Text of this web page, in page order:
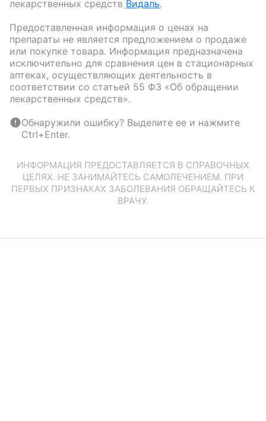
лекарственных средств Видаль.
Предоставленная информация о ценах на
препараты не является предложением о продаже
или покупке товара. Информация предназначена
исключительно для сравнения цен в стационарных
аптеках, осуществляющих деятельность в
соответствии со статьей 55 ФЗ «Об обращении
лекарственных средств».
Обнаружили ошибку? Выделите ее и нажмите
Ctrl+Enter.
ИНФОРМАЦИЯ ПРЕДОСТАВЛЯЕТСЯ В СПРАВОЧНЫХ
ЦЕЛЯХ. НЕ ЗАНИМАЙТЕСЬ САМОЛЕЧЕНИЕМ. ПРИ
ПЕРВЫХ ПРИЗНАКАХ ЗАБОЛЕВАНИЯ ОБРАЩАЙТЕСЬ К
ВРАЧУ.